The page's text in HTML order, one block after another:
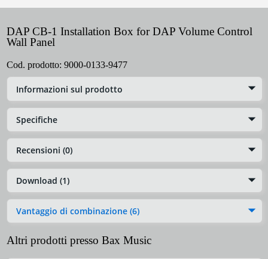
DAP CB-1 Installation Box for DAP Volume Control
Wall Panel
Cod. prodotto: 9000-0133-9477
Informazioni sul prodotto
Specifiche
Recensioni (0)
Download (1)
Vantaggio di combinazione (6)
Altri prodotti presso Bax Music